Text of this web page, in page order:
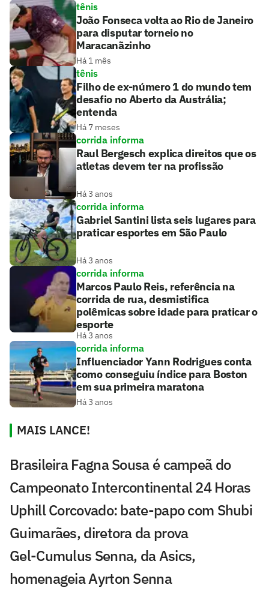
tênis
João Fonseca volta ao Rio de Janeiro
para disputar torneio no
Maracanãzinho
Há 1 mês
tênis
Filho de ex-número 1 do mundo tem
desafio no Aberto da Austrália;
entenda
Há 7 meses
corrida informa
Raul Bergesch explica direitos que os
atletas devem ter na profissão
Há 3 anos
corrida informa
Gabriel Santini lista seis lugares para
praticar esportes em São Paulo
Há 3 anos
corrida informa
Marcos Paulo Reis, referência na
corrida de rua, desmistifica
polêmicas sobre idade para praticar o
esporte
Há 3 anos
corrida informa
Influenciador Yann Rodrigues conta
como conseguiu índice para Boston
em sua primeira maratona
Há 3 anos
MAIS LANCE!
Brasileira Fagna Sousa é campeã do
Campeonato Intercontinental 24 Horas
Uphill Corcovado: bate-papo com Shubi
Guimarães, diretora da prova
Gel-Cumulus Senna, da Asics,
homenageia Ayrton Senna